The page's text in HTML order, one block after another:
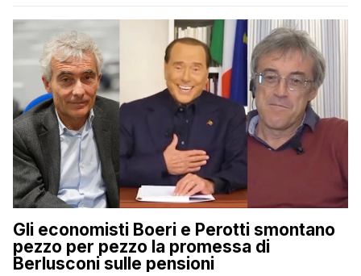
Gli economisti Boeri e Perotti smontano
pezzo per pezzo la promessa di
Berlusconi sulle pensioni